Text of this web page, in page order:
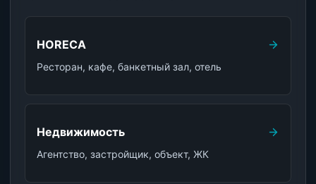
HORECA
Ресторан, кафе, банкетный зал, отель
Недвижимость
Агентство, застройщик, объект, ЖК